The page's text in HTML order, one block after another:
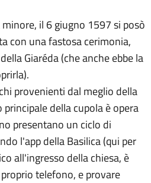
il 6 giugno 1597 si posò
con una fastosa cerimonia,
Giaréda (che anche ebbe la
provenienti dal meglio della
della cupola è opera
presentano un ciclo di
l'app della Basilica (qui per
all'ingresso della chiesa, è
telefono, e provare